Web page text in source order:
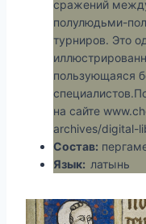
сражений
полулюдьми-
турниров. Это
пользующаяся
на сайте
archives/digital-
Состав:
Язык: латынь